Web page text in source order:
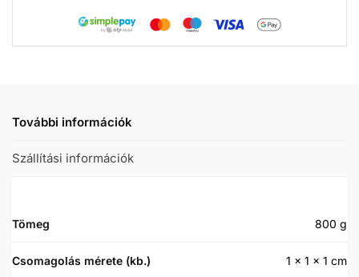
További információk
Szállítási információk
Tömeg 800 g
Csomagolás mérete (kb.) 1 × 1 × 1 cm